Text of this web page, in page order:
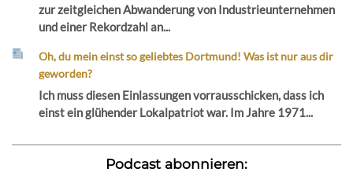
zur zeitgleichen Abwanderung von Industrieunternehmen
und einer Rekordzahl an...
Oh, du mein einst so geliebtes Dortmund! Was ist nur aus dir
geworden?
Ich muss diesen Einlassungen vorrausschicken, dass ich
einst ein glühender Lokalpatriot war. Im Jahre 1971...
Podcast abonnieren: